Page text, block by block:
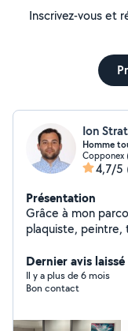
Inscrivez-vous et
Ion
Homme
Copponex
4,7/5
Présentation
Grâce à mon
plaquiste, peintre,
compétences
équipé et la
de vous proposer
Dernier avis
Il y a plus de 6 mois
Bon contact